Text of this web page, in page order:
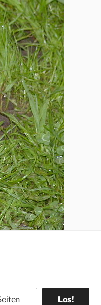
Los!